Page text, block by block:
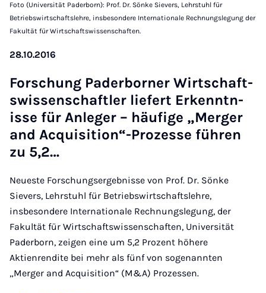
Foto (Universität Paderborn): Prof. Dr. Sönke Sievers, Lehrstuhl für
Betriebswirtschaftslehre, insbesondere Internationale Rechnungslegung der
Fakultät für Wirtschaftswissenschaften.
28.10.2016
Forschung Pader­borner Wirtschaft­
swis­senschaftler liefert Erken­nt­n­
isse für An­leger – häufige „Mer­ger
and Ac­quis­i­tion“-Prozesse führen
zu 5,2…
Neueste Forschungsergebnisse von Prof. Dr. Sönke
Sievers, Lehrstuhl für Betriebswirtschaftslehre,
insbesondere Internationale Rechnungslegung, der
Fakultät für Wirtschaftswissenschaften, Universität
Paderborn, zeigen eine um 5,2 Prozent höhere
Aktienrendite bei mehr als fünf von sogenannten
„Merger and Acquisition“ (M&A) Prozessen.